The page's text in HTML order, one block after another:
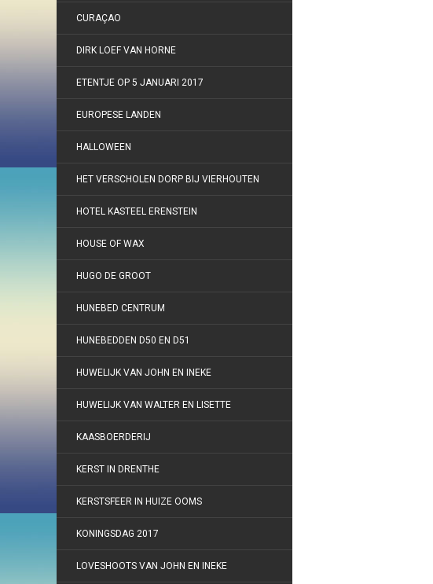
CURAÇAO
DIRK LOEF VAN HORNE
ETENTJE OP 5 JANUARI 2017
EUROPESE LANDEN
HALLOWEEN
HET VERSCHOLEN DORP BIJ VIERHOUTEN
HOTEL KASTEEL ERENSTEIN
HOUSE OF WAX
HUGO DE GROOT
HUNEBED CENTRUM
HUNEBEDDEN D50 EN D51
HUWELIJK VAN JOHN EN INEKE
HUWELIJK VAN WALTER EN LISETTE
KAASBOERDERIJ
KERST IN DRENTHE
KERSTSFEER IN HUIZE OOMS
KONINGSDAG 2017
LOVESHOOTS VAN JOHN EN INEKE